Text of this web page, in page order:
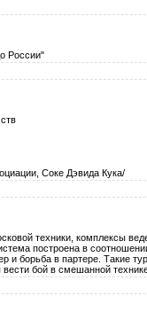
России"
Соке Дэвида Кука/
техники, комплексы
построена в
и борьба в партере. Такие
бой в смешанной